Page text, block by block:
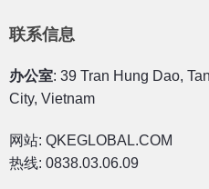
联系信息
办公室: 39 Tran Hung Dao,
City, Vietnam
网站: QKEGLOBAL.COM
热线: 0838.03.06.09